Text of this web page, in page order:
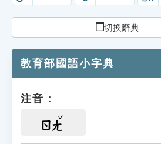
貓頭鷹博士
切換辭典
教育部國語小字典
注音：
ㄖㄤ